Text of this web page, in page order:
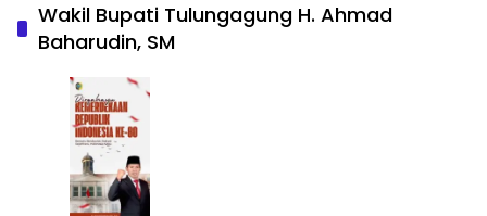
Wakil Bupati Tulungagung H. Ahmad
Baharudin, SM